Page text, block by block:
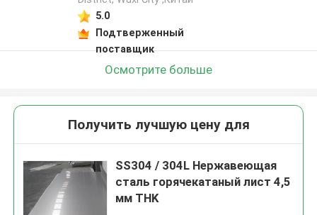
5.0
Подтверженный
поставщик
Осмотрите больше
Получить лучшую цену для
SS304 / 304L Нержавеющая
сталь горячекатаный лист 4,5
мм THK